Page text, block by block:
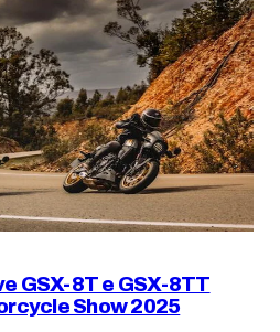
GSX-8T e GSX-8TT
Show 2025